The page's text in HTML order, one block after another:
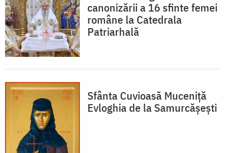
canonizării a 16 sfinte femei
române la Catedrala
Patriarhală
Sfânta Cuvioasă Muceniță
Evloghia de la Samurcășești